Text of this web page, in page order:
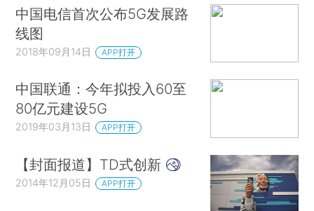
中国电信首次公布5G发展路
线图
2018年09月14日 APP打开
中国联通：今年拟投入60至
80亿元建设5G
2019年03月13日 APP打开
【封面报道】TD式创新
2014年12月05日 APP打开